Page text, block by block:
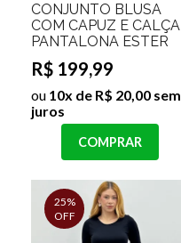
CONJUNTO BLUSA
COM CAPUZ E CALÇA
PANTALONA ESTER
R$ 199,99
ou 10x de R$ 20,00 sem
juros
COMPRAR
25%
OFF